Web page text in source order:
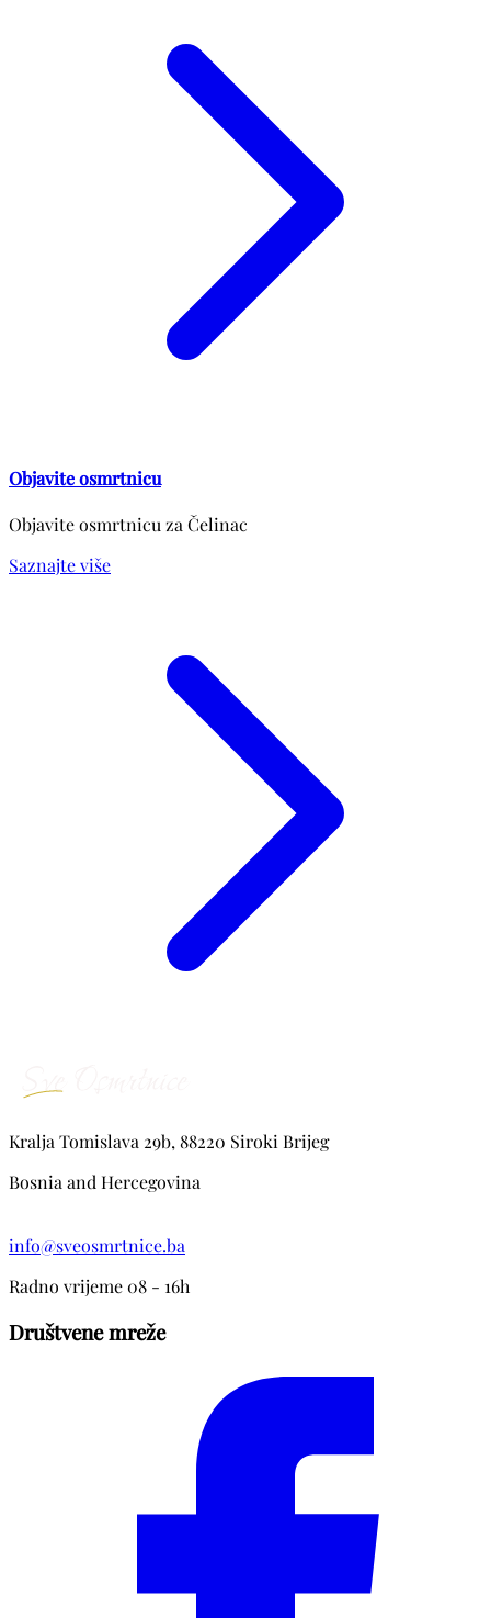
Objavite osmrtnicu
Objavite osmrtnicu za Čelinac
Saznajte više
Kralja Tomislava 29b, 88220 Siroki Brijeg
Bosnia and Hercegovina
info@sveosmrtnice.ba
Radno vrijeme 08 - 16h
Društvene mreže